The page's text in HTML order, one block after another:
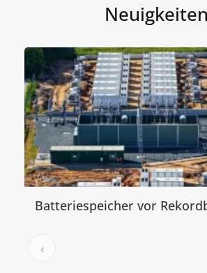
Neuigkeiten
Batteriespeicher vor
‹